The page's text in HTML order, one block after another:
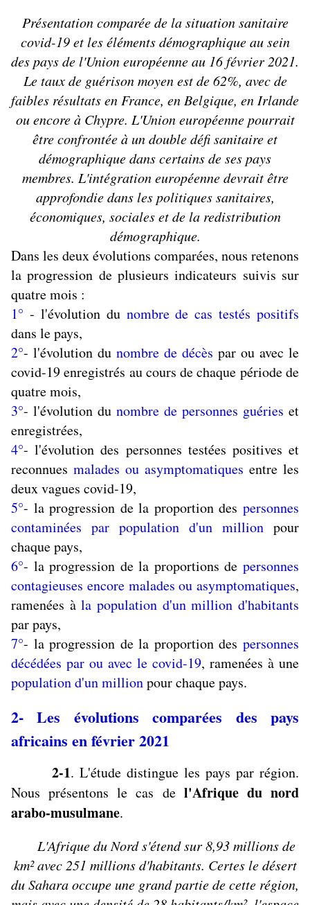
Présentation comparée de la situation sanitaire
covid-19 et les éléments démographique au sein
des pays de l'Union européenne au 16 février 2021.
Le taux de guérison moyen est de 62%, avec de
faibles résultats en France, en Belgique, en Irlande
ou encore à Chypre. L'Union européenne pourrait
être confrontée à un double défi sanitaire et
démographique dans certains de ses pays
membres. L'intégration européenne devrait être
approfondie dans les politiques sanitaires,
économiques, sociales et de la redistribution
démographique.
Dans les deux évolutions comparées, nous retenons
la progression de plusieurs indicateurs suivis sur
quatre mois :
1° - l'évolution du nombre de cas testés positifs
dans le pays,
2°- l'évolution du nombre de décès par ou avec le
covid-19 enregistrés au cours de chaque période de
quatre mois,
3°- l'évolution du nombre de personnes guéries et
enregistrées,
4°- l'évolution des personnes testées positives et
reconnues malades ou asymptomatiques entre les
deux vagues covid-19,
5°- la progression de la proportion des personnes
contaminées par population d'un million pour
chaque pays,
6°- la progression de la proportions de personnes
contagieuses encore malades ou asymptomatiques,
ramenées àla population d'un million d'habitants
par pays,
7°- la progression de la proportion des personnes
décédées par ou avec le covid-19, ramenées à une
population d'un millionpour chaque pays.
2- Les évolutions comparées des pays
africains en février 2021
2-1. L'étude distingue les pays par région.
Nous présentons le cas de l'Afrique du nord
arabo-musulmane.
L'Afrique du Nord s'étend sur 8,93 millions de
km² avec 251 millions d'habitants. Certes le désert
du Sahara occupe une grand partie de cette région,